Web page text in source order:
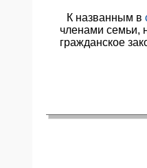
К названным в
членами семьи,
гражданское